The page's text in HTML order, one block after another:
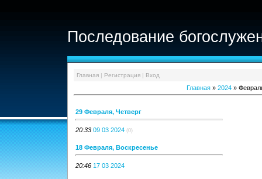
Последование
Главная| Регистрация| Вход
Главная» 2024 »
29 Февраля, Четверг
20:33 09 03 2024 (0)
18 Февраля, Воскресенье
20:46 17 03 2024